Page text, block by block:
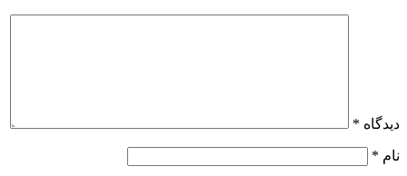
دیدگاه *
نام *